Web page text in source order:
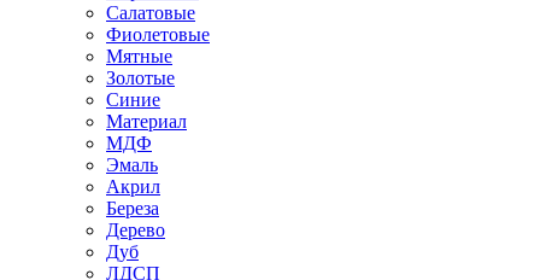
Салатовые
Фиолетовые
Мятные
Золотые
Синие
Материал
МДФ
Эмаль
Акрил
Береза
Дерево
Дуб
ЛДСП